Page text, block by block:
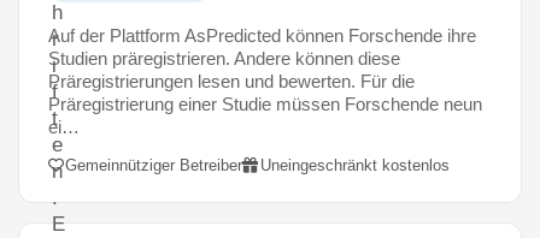
h
r
i
f
t
e
n
.
E
Auf der Plattform AsPredicted können Forschende ihre
Studien präregistrieren. Andere können diese
Präregistrierungen lesen und bewerten. Für die
Präregistrierung einer Studie müssen Forschende neun
ei…
Gemeinnütziger Betreiber Uneingeschränkt kostenlos